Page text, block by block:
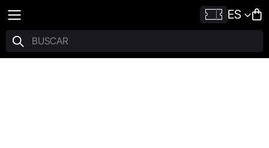
ES